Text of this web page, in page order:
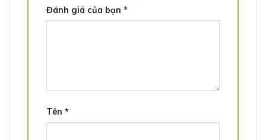
Đánh giá của bạn *
Tên *